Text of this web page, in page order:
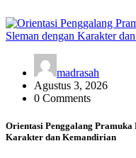
madrasah
Agustus 3, 2026
0 Comments
Orientasi Penggalang
Karakter dan Kemandirian